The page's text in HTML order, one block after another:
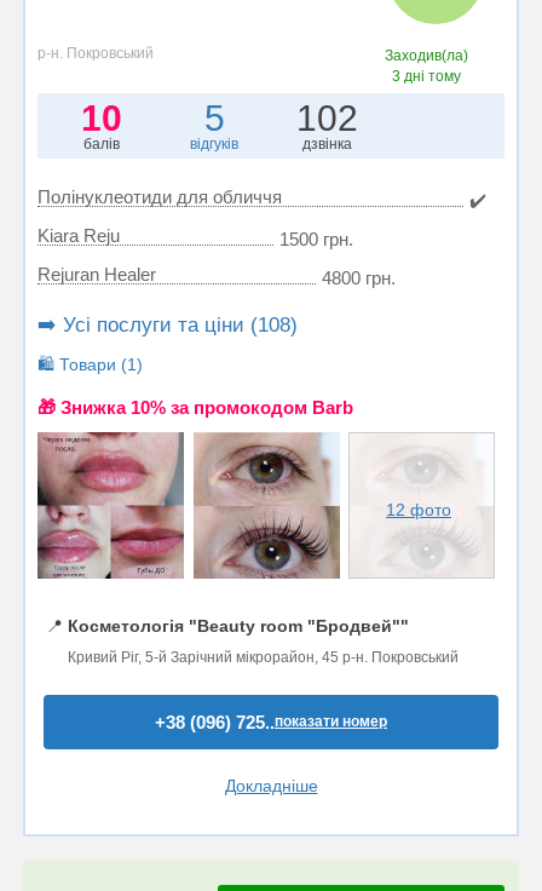
р-н. Покровський
Заходив(ла)
3 дні тому
10
балів
5
відгуків
102
дзвінка
Полінуклеотиди для обличчя
✔️
Kiara Reju
1500 грн.
Rejuran Healer
4800 грн.
➡️ Усі послуги та ціни (108)
🛍️ Товари (1)
🎁 Знижка 10% за промокодом Barb
12 фото
📍 Косметологія "Beauty room "Бродвей""
Кривий Ріг, 5-й Зарічний мікрорайон, 45 р-н. Покровський
+38 (096) 725..показати номер
Докладніше